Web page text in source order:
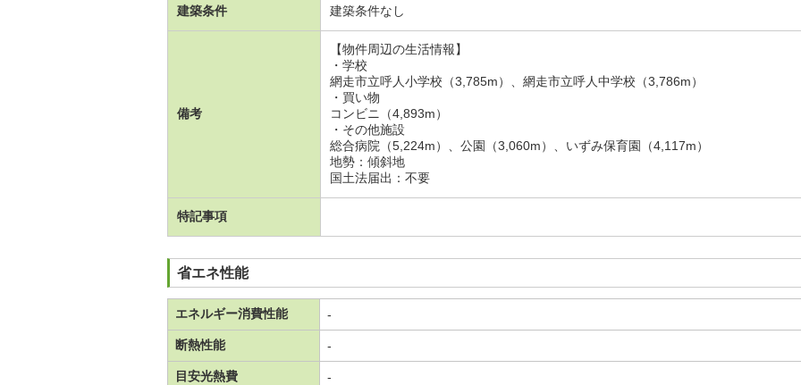
建築条件 建築条件なし
備考
【物件周辺の生活情報】
・学校
網走市立呼人小学校（3,785m）、網走市立呼人中学校（3,786m）
・買い物
コンビニ（4,893m）
・その他施設
総合病院（5,224m）、公園（3,060m）、いずみ保育園（4,117m）
地勢：傾斜地
国土法届出：不要
特記事項
省エネ性能
エネルギー消費性能 -
断熱性能 -
目安光熱費 -